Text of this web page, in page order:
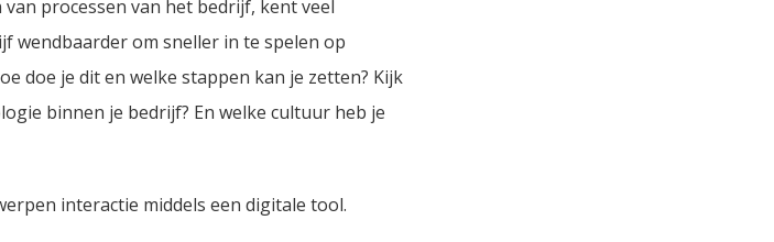
processen van het bedrijf, kent veel
wendbaarder om sneller in te spelen op
doe je dit en welke stappen kan je zetten? Kijk
binnen je bedrijf? En welke cultuur heb je
interactie middels een digitale tool.